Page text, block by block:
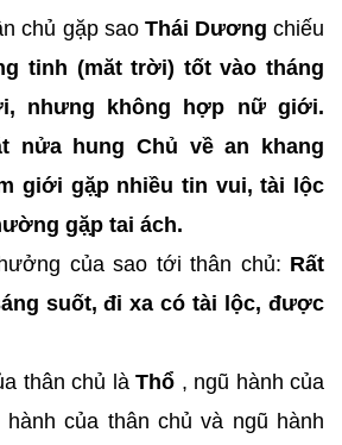
chủ gặp sao Thái Dương chiếu
tinh (măt trời) tốt vào tháng
nhưng không hợp nữ giới.
nửa hung Chủ về an khang
giới gặ̣p nhiều tin vui, tài lộc
gặ̣p tai ách.
của sao tới thân chủ: Rất
suốt, đi xa có tài lộc, được
thân chủ làThổ , ngũ hành của
hành của thân chủ và ngũ hành